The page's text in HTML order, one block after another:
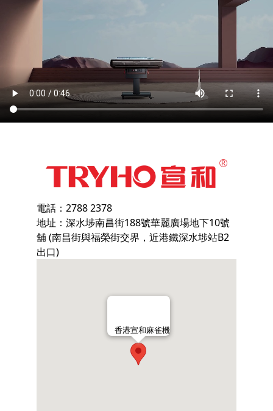
電話：2788 2378
地址：深水埗南昌街188號華麗廣場地下10號
舖 (南昌街與福榮街交界，近港鐵深水埗站B2
出口)
香港宣和麻雀機